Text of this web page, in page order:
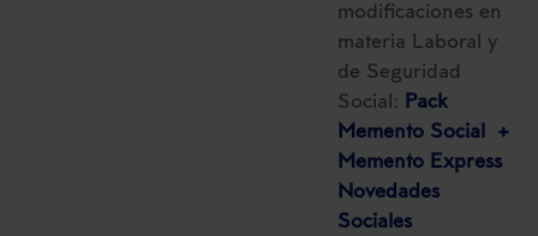
modificaciones en
materia Laboral y
de Seguridad
Social: Pack
Memento Social +
Memento Express
Novedades
Sociales